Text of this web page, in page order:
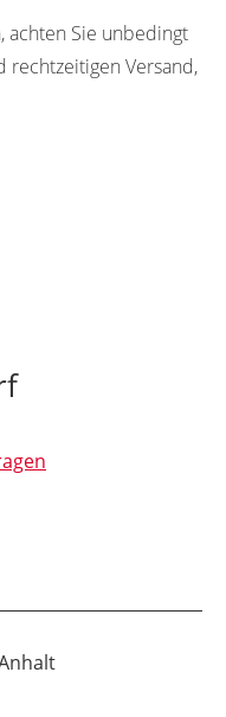
achten Sie unbedingt
rechtzeitigen Versand,